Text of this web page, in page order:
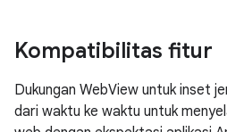
Kompatibilitas fitur
Dukungan WebView untuk inset
dari waktu ke waktu untuk